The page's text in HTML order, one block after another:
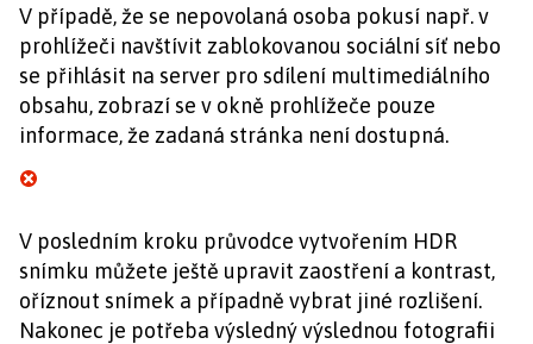
V případě, že se nepovolaná osoba pokusí např. v
prohlížeči navštívit zablokovanou sociální síť nebo
se přihlásit na server pro sdílení multimediálního
obsahu, zobrazí se v okně prohlížeče pouze
informace, že zadaná stránka není dostupná.
V posledním kroku průvodce vytvořením HDR
snímku můžete ještě upravit zaostření a kontrast,
oříznout snímek a případně vybrat jiné rozlišení.
Nakonec je potřeba výsledný výslednou fotografii